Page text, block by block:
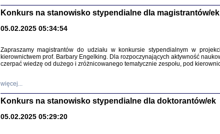
Pisma
Warszawie
Konkurs na stanowisko stypendialne dla magistrantów/ek
05.02.2025 05:34:54
Zapraszamy magistrantów do udziału w konkursie stypendialnym w
kierownictwem prof. Barbary Engelking. Dla rozpoczynających aktywność
czerpać wiedzę od dużego i zróżnicowanego tematycznie zespołu, pod
więcej...
Konkurs na stanowisko stypendialne dla doktorantów/ek
05.02.2025 05:29:20